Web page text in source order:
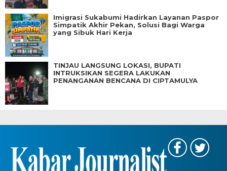
Imigrasi Sukabumi Hadirkan Layanan Paspor
Simpatik Akhir Pekan, Solusi Bagi Warga
yang Sibuk Hari Kerja
TINJAU LANGSUNG LOKASI, BUPATI
INTRUKSIKAN SEGERA LAKUKAN
PENANGANAN BENCANA DI CIPTAMULYA